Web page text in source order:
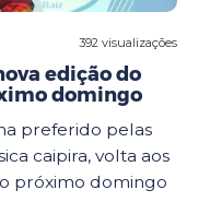
392 visualizações
edição do
domingo
preferido pelas
caipira, volta aos
próximo domingo